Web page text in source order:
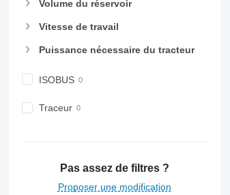
Volume du réservoir
Vitesse de travail
Puissance nécessaire du tracteur
ISOBUS
Traceur
Pas assez de filtres ?
Proposer une modification